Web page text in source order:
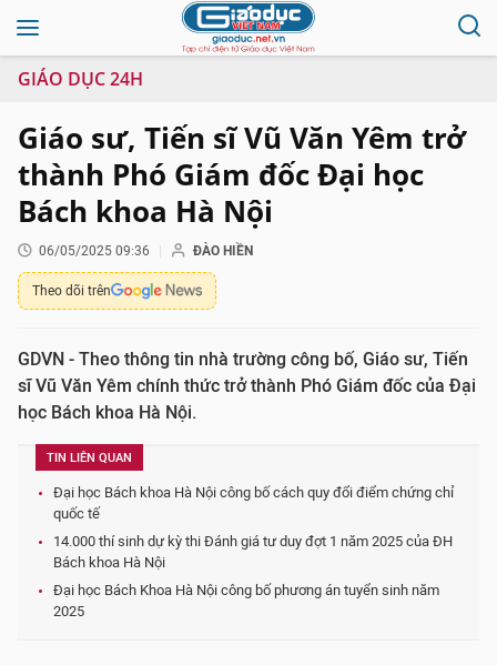
GIÁO DỤC 24H
Giáo sư, Tiến sĩ Vũ Văn Yêm trở
thành Phó Giám đốc Đại học
Bách khoa Hà Nội
06/05/2025 09:36 ĐÀO HIỀN
Theo dõi trên
GDVN - Theo thông tin nhà trường công bố, Giáo sư, Tiến
sĩ Vũ Văn Yêm chính thức trở thành Phó Giám đốc của Đại
học Bách khoa Hà Nội.
TIN LIÊN QUAN
Đại học Bách khoa Hà Nội công bố cách quy đổi điểm chứng chỉ
quốc tế
14.000 thí sinh dự kỳ thi Đánh giá tư duy đợt 1 năm 2025 của ĐH
Bách khoa Hà Nội
Đại học Bách Khoa Hà Nội công bố phương án tuyển sinh năm
2025